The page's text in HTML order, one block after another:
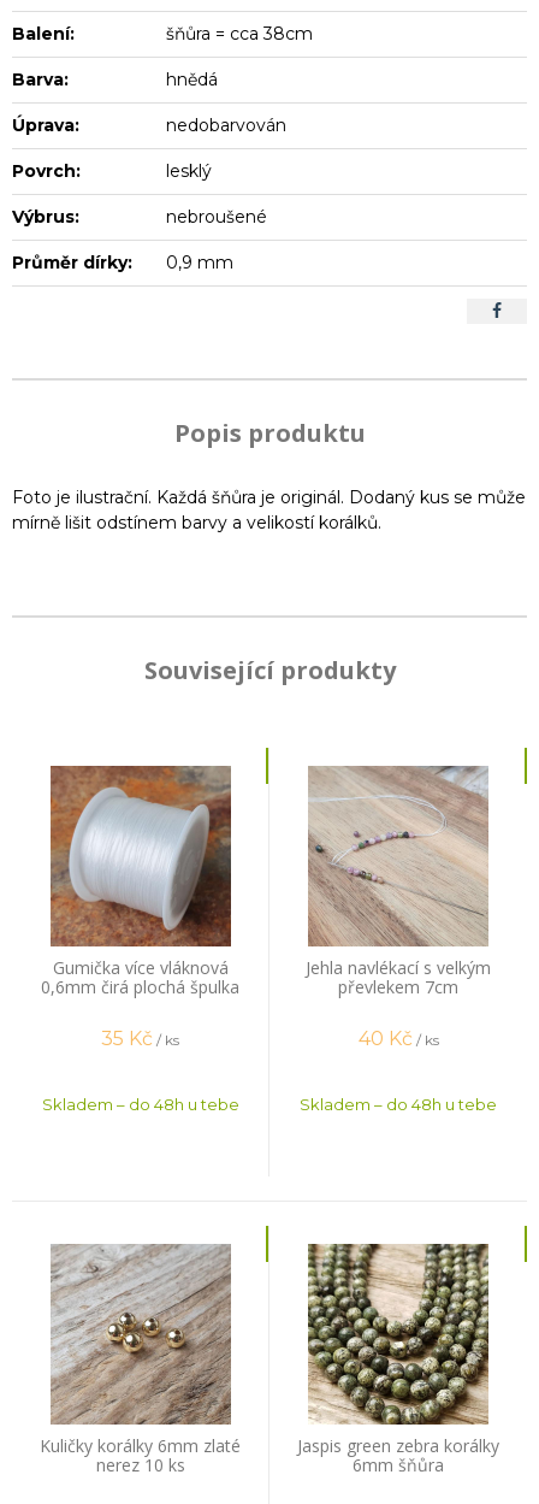
Balení: šňůra = cca 38cm
Barva: hnědá
Úprava: nedobarvován
Povrch: lesklý
Výbrus: nebroušené
Průměr dírky: 0,9 mm
Popis produktu
Foto je ilustrační. Každá šňůra je originál. Dodaný kus se může
mírně lišit odstínem barvy a velikostí korálků.
Související produkty
Gumička více vláknová
0,6mm čirá plochá špulka
44m
35 Kč / ks
Skladem – do 48h u tebe
Jehla navlékací s velkým
převlekem 7cm
40 Kč / ks
Skladem – do 48h u tebe
Kuličky korálky 6mm zlaté
nerez 10 ks
Jaspis green zebra korálky
6mm šňůra